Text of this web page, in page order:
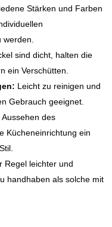
Stärken und Farben
sind dicht, halten die
ein Verschütten.
Leicht zu reinigen und
Gebrauch geeignet.
des
Kücheneinrichtung ein
Regel leichter und
handhaben als solche mit